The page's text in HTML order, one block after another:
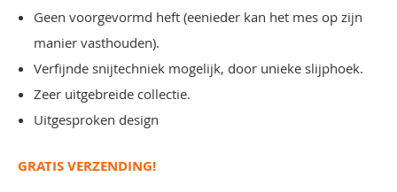
Geen voorgevormd heft (eenieder kan het mes op zijn
manier vasthouden).
Verfijnde snijtechniek mogelijk, door unieke slijphoek.
Zeer uitgebreide collectie.
Uitgesproken design
GRATIS VERZENDING!